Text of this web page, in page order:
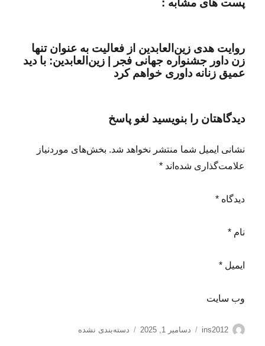
پست های مشابه :
روایت هدی زین‌العابدین از فعالیت به عنوان تنها
زن داور جشنواره جهانی فجر | زین‌العابدین: با دید
عمیق زنانه داوری خواهم کرد
دیدگاهتان را بنویسید لغو پاسخ
نشانی ایمیل شما منتشر نخواهد شد. بخش‌های موردنیاز
علامت‌گذاری شده‌اند *
دیدگاه *
نام *
ایمیل *
وب‌ سایت
نویسنده
ins2012
ارسال
دسامبر 1, 2025 دسته‌ها
دسته‌بندی نشده